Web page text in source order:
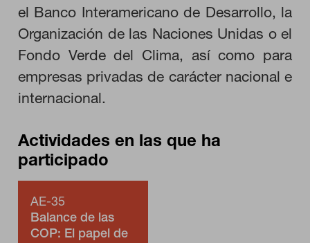
el Banco Interamericano de Desarrollo, la
Organización de las Naciones Unidas o el
Fondo Verde del Clima, así como para
empresas privadas de carácter nacional e
internacional.
Actividades en las que ha
participado
AE-35
Balance de las
COP: El papel de
Cookies de rendimiento
Estas cookies nos permiten contar las visitas y fuentes de
tráfico para poder evaluar el rendimiento de nuestro sitio y
mejorarlo. Nos ayudan a saber qué páginas son las más o
menos visitadas, y cómo los visitantes navegan por el sitio.
Toda la información que recogen estas cookies es agregada y,
por lo tanto, es anónima.
GUARDAR CONFIGURACIÓN
de cookies" al pie de la página. También puedes consultar nuestra
política de cookies